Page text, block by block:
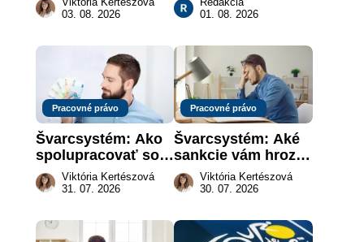
vôle súdom v
03. 08. 2026
ktoré urobia prácu
01. 08. 2026
Pracovné právo
Švarcsystém: Ako
spolupracovať so
živnostníkom
legálne a bez
Viktória Kertészová
31. 07. 2026
Pracovné právo
Švarcsystém: Aké
sankcie vám hrozia
a prečo nestačí
zaplatiť pokutu?
Viktória Kertészová
30. 07. 2026